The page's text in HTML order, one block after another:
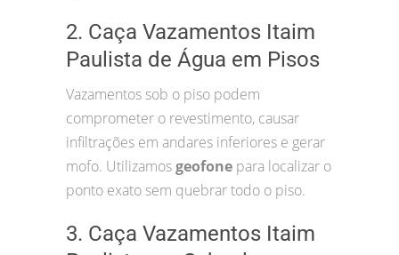
2. Caça Vazamentos Itaim
Paulista de Água em Pisos
Vazamentos sob o piso podem
comprometer o revestimento, causar
infiltrações em andares inferiores e gerar
mofo. Utilizamosgeofone para localizar o
ponto exato sem quebrar todo o piso.
3. Caça Vazamentos Itaim